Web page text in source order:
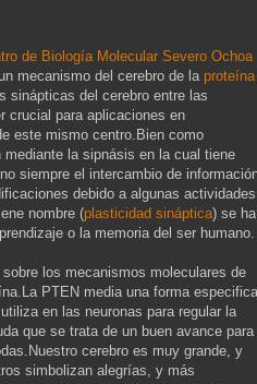
de Biología Molecular Severo Ochoa
mecanismo del cerebro de la proteína
sinápticas del cerebro entre las
crucial para aplicaciones en
este mismo centro.Bien como
la sipnásis en la cual tiene
siempre el intercambio de
debido a algunas actividades
nombre (plasticidad sináptica) se ha
o la memoria del ser humano.
los mecanismos moleculares de
PTEN media una forma especifica
en las neuronas para regular la
que se trata de un buen avance para
cerebro es muy grande, y
simbolizan alegrías, y más